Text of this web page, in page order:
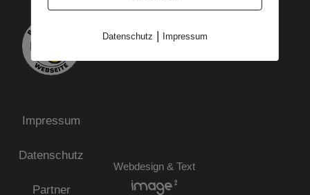
Impressum
Datenschutz
Partner
Webdesign & Text
Datenschutz | Impressum